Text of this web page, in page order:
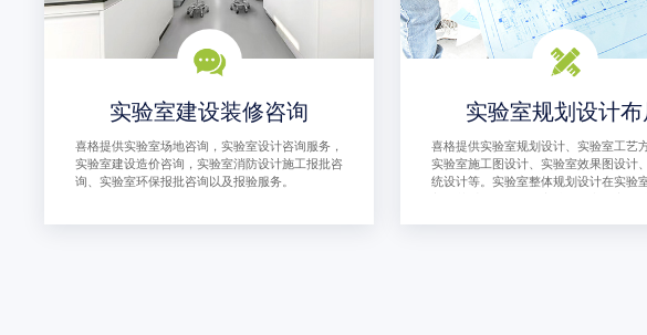
实验室建设装修咨询
喜格提供实验室场地咨询，实验室设计咨询服务，
实验室建设造价咨询，实验室消防设计施工报批咨
询、实验室环保报批咨询以及报验服务。
实验室规划设计布
喜格提供实验室规划设计、实验室工艺
实验室施工图设计、实验室效果图设计
统设计等。实验室整体规划设计在实验